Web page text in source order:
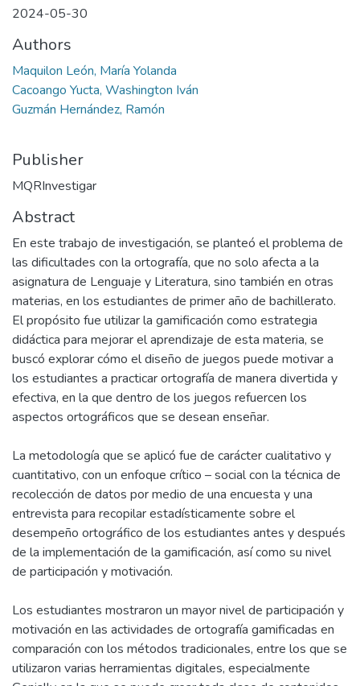
2024-05-30
Authors
Maquilon León, María Yolanda
Cacoango Yucta, Washington Iván
Guzmán Hernández, Ramón
Publisher
MQRInvestigar
Abstract
En este trabajo de investigación, se planteó el problema de
las dificultades con la ortografía, que no solo afecta a la
asignatura de Lenguaje y Literatura, sino también en otras
materias, en los estudiantes de primer año de bachillerato.
El propósito fue utilizar la gamificación como estrategia
didáctica para mejorar el aprendizaje de esta materia, se
buscó explorar cómo el diseño de juegos puede motivar a
los estudiantes a practicar ortografía de manera divertida y
efectiva, en la que dentro de los juegos refuercen los
aspectos ortográficos que se desean enseñar.
La metodología que se aplicó fue de carácter cualitativo y
cuantitativo, con un enfoque crítico – social con la técnica de
recolección de datos por medio de una encuesta y una
entrevista para recopilar estadísticamente sobre el
desempeño ortográfico de los estudiantes antes y después
de la implementación de la gamificación, así como su nivel
de participación y motivación.
Los estudiantes mostraron un mayor nivel de participación y
motivación en las actividades de ortografía gamificadas en
comparación con los métodos tradicionales, entre los que se
utilizaron varias herramientas digitales, especialmente